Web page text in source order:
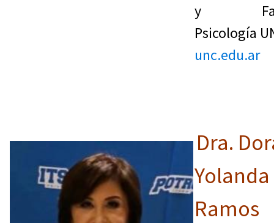
y
Psicología
unc.edu.ar
Dra.
Yolanda
Ramos